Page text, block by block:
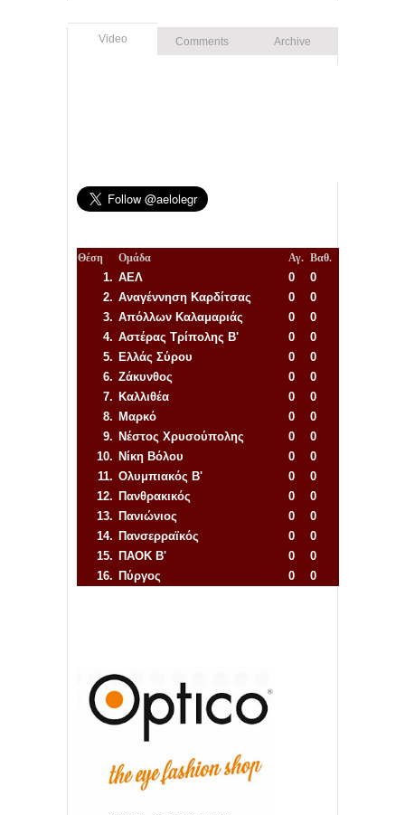
Video Comments Archive
Θέση Ομάδα Αγ. Βαθ.
1. ΑΕΛ 0
0
2. Αναγέννηση Καρδίτσας 0
0
3. Απόλλων Καλαμαριάς 0
0
4. Αστέρας Τρίπολης Β' 0
0
5. Ελλάς Σύρου 0
0
6. Ζάκυνθος 0
0
7. Καλλιθέα 0
0
8. Μαρκό 0
0
9. Νέστος Χρυσούπολης 0
0
10. Νίκη Βόλου 0
0
11. Ολυμπιακός Β' 0
0
12. Πανθρακικός 0
0
13. Πανιώνιος 0
0
14. Πανσερραϊκός 0
0
15. ΠΑΟΚ Β' 0
0
16. Πύργος 0
0